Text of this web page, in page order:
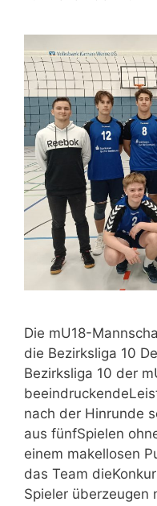
Die mU18-
die Bezirksliga 10
Bezirksliga 10 der
nach der Hinrunde
aus fünfSpielen
einem makellosen
das Team
Spieler überzeugen